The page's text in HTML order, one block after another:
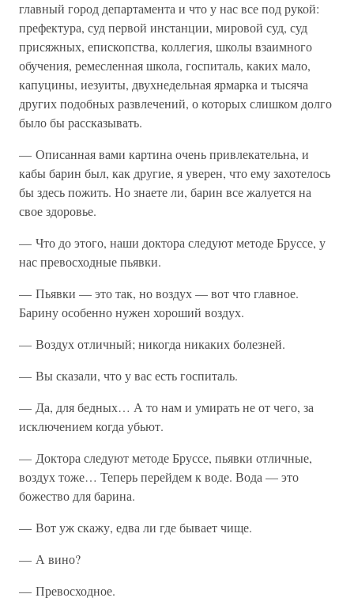
главный город департамента и что у нас все под рукой:
префектура, суд первой инстанции, мировой суд, суд
присяжных, епископства, коллегия, школы взаимного
обучения, ремесленная школа, госпиталь, каких мало,
капуцины, иезуиты, двухнедельная ярмарка и тысяча
других подобных развлечений, о которых слишком долго
было бы рассказывать.
— Описанная вами картина очень привлекательна, и
кабы барин был, как другие, я уверен, что ему захотелось
бы здесь пожить. Но знаете ли, барин все жалуется на
свое здоровье.
— Что до этого, наши доктора следуют методе Бруссе, у
нас превосходные пьявки.
— Пьявки — это так, но воздух — вот что главное.
Барину особенно нужен хороший воздух.
— Воздух отличный; никогда никаких болезней.
— Вы сказали, что у вас есть госпиталь.
— Да, для бедных… А то нам и умирать не от чего, за
исключением когда убьют.
— Доктора следуют методе Бруссе, пьявки отличные,
воздух тоже… Теперь перейдем к воде. Вода — это
божество для барина.
— Вот уж скажу, едва ли где бывает чище.
— А вино?
— Превосходное.